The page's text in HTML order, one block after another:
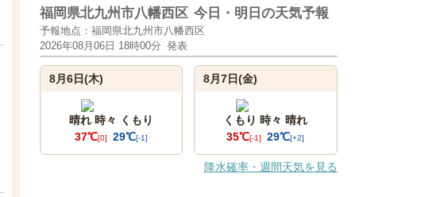
福岡県北九州市八幡西区 今日・明日の天気予報
予報地点：福岡県北九州市八幡西区
2026年08月06日 18時00分 発表
8月6日(木)
晴れ 時々 くもり
37℃[0] 29℃[-1]
8月7日(金)
くもり 時々 晴れ
35℃[-1] 29℃[+2]
降水確率・週間天気を見る